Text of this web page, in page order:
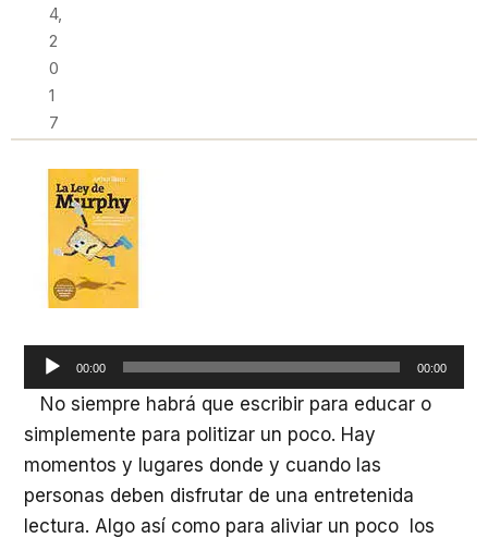
4,
2
0
1
7
Reproductor
de
00:00 00:00
No siempre habrá que escribir para educar o
simplemente para politizar un poco. Hay
momentos y lugares donde y cuando las
personas deben disfrutar de una entretenida
lectura. Algo así como para aliviar un poco los